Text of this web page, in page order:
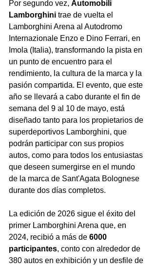
Por segundo vez, Automobili
Lamborghini trae de vuelta el
Lamborghini Arena al Autodromo
Internazionale Enzo e Dino Ferrari, en
Imola (Italia), transformando la pista en
un punto de encuentro para el
rendimiento, la cultura de la marca y la
pasión compartida. El evento, que este
año se llevará a cabo durante el fin de
semana del 9 al 10 de mayo, está
diseñado tanto para los propietarios de
superdeportivos Lamborghini, que
podrán participar con sus propios
autos, como para todos los entusiastas
que deseen sumergirse en el mundo
de la marca de Sant'Agata Bolognese
durante dos días completos.
La edición de 2026 sigue el éxito del
primer Lamborghini Arena que, en
2024, recibió a más de 6000
participantes, conto con alrededor de
380 autos en exhibición y un desfile de